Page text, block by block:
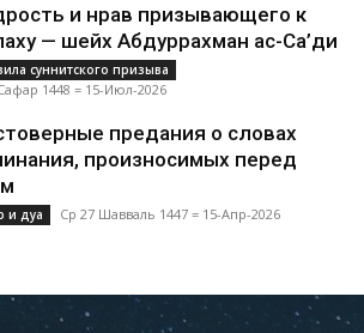
и нрав призывающего к
— шейх Абдуррахман ас-Са’ди
суннитского призыва
1448 = 15-Июл-2026
предания о словах
произносимых перед
и дуа Ср 27 Шавваль 1447 = 15-Апр-2026